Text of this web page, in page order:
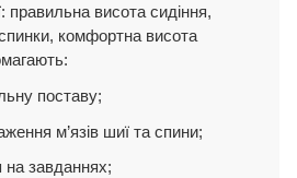
правильна висота сидіння,
комфортна висота
поставу;
м’язів шиї та спини;
на завданнях;